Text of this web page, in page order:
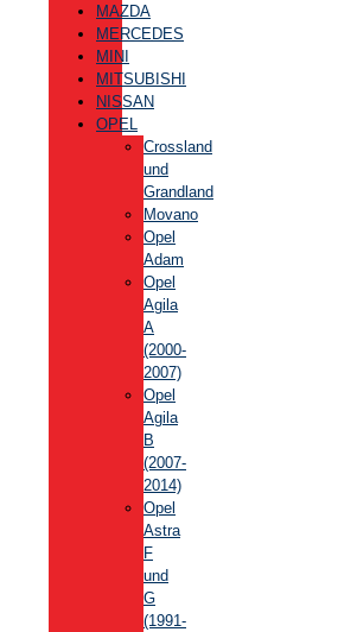
MAZDA
MERCEDES
MINI
MITSUBISHI
NISSAN
OPEL
Crossland
und
Grandland
Movano
Opel
Adam
Opel
Agila
A
(2000-
2007)
Opel
Agila
B
(2007-
2014)
Opel
Astra
F
und
G
(1991-